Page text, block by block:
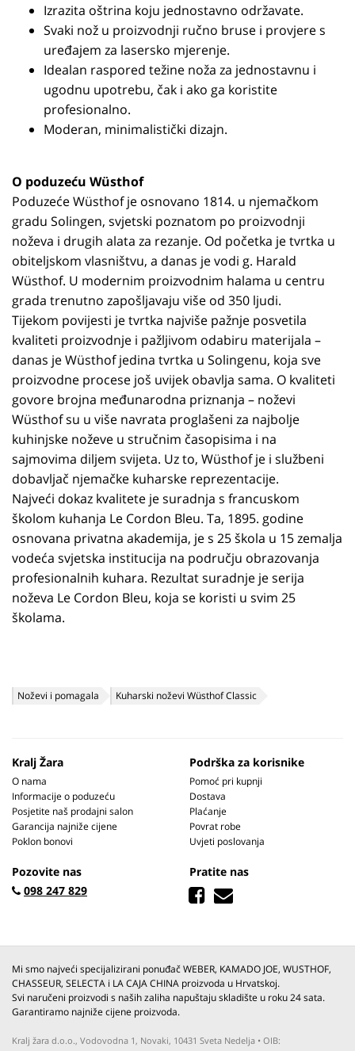
Izrazita oštrina koju jednostavno održavate.
Svaki nož u proizvodnji ručno bruse i provjere s
uređajem za lasersko mjerenje.
Idealan raspored težine noža za jednostavnu i
ugodnu upotrebu, čak i ako ga koristite
profesionalno.
Moderan, minimalistički dizajn.
O poduzeću Wüsthof
Poduzeće Wüsthof je osnovano 1814. u njemačkom
gradu Solingen, svjetski poznatom po proizvodnji
noževa i drugih alata za rezanje. Od početka je tvrtka u
obiteljskom vlasništvu, a danas je vodi g. Harald
Wüsthof. U modernim proizvodnim halama u centru
grada trenutno zapošljavaju više od 350 ljudi.
Tijekom povijesti je tvrtka najviše pažnje posvetila
kvaliteti proizvodnje i pažljivom odabiru materijala –
danas je Wüsthof jedina tvrtka u Solingenu, koja sve
proizvodne procese još uvijek obavlja sama. O kvaliteti
govore brojna međunarodna priznanja – noževi
Wüsthof su u više navrata proglašeni za najbolje
kuhinjske noževe u stručnim časopisima i na
sajmovima diljem svijeta. Uz to, Wüsthof je i službeni
dobavljač njemačke kuharske reprezentacije.
Najveći dokaz kvalitete je suradnja s francuskom
školom kuhanja Le Cordon Bleu. Ta, 1895. godine
osnovana privatna akademija, je s 25 škola u 15 zemalja
vodeća svjetska institucija na području obrazovanja
profesionalnih kuhara. Rezultat suradnje je serija
noževa Le Cordon Bleu, koja se koristi u svim 25
školama.
Noževi i pomagala Kuharski noževi Wüsthof Classic
Kralj Žara
O nama
Informacije o poduzeću
Posjetite naš prodajni salon
Garancija najniže cijene
Poklon bonovi
Podrška za korisnike
Pomoć pri kupnji
Dostava
Plaćanje
Povrat robe
Uvjeti poslovanja
Pozovite nas
098 247 829
Pratite nas
Mi smo najveći specijalizirani ponuđač WEBER, KAMADO JOE, WUSTHOF,
CHASSEUR, SELECTA i LA CAJA CHINA proizvoda u Hrvatskoj.
Svi naručeni proizvodi s naših zaliha napuštaju skladište u roku 24 sata.
Garantiramo najniže cijene proizvoda.
Kralj žara d.o.o., Vodovodna 1, Novaki, 10431 Sveta Nedelja • OIB: